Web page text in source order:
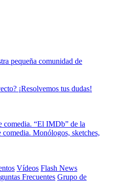
pequeña comunidad de
¡Resolvemos tus dudas!
comedia. “El IMDb” de la
comedia. Monólogos, sketches,
Vídeos Flash News
Frecuentes Grupo de